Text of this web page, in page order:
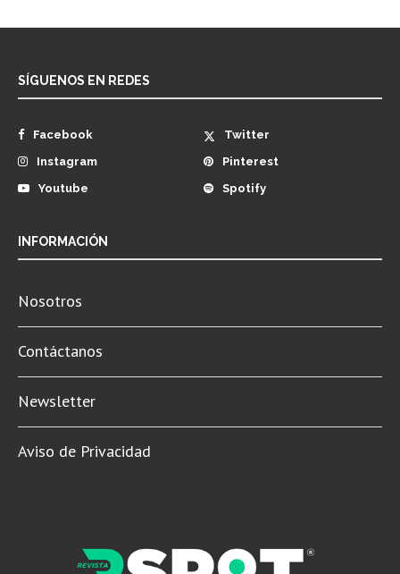
SÍGUENOS EN REDES
Facebook
Twitter
Instagram
Pinterest
Youtube
Spotify
INFORMACIÓN
Nosotros
Contáctanos
Newsletter
Aviso de Privacidad